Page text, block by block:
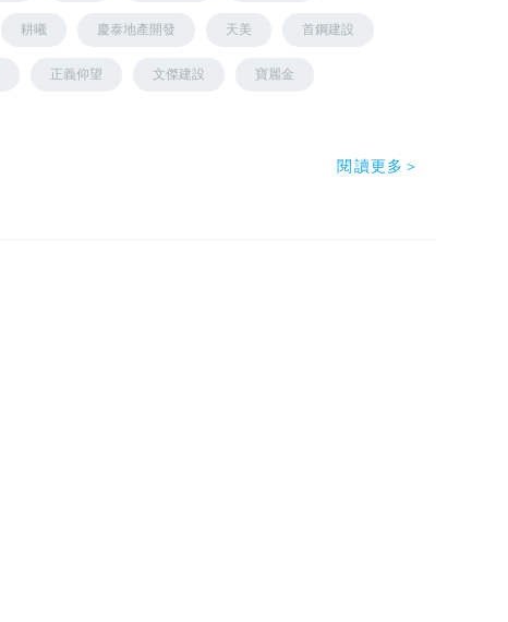
耕曦 慶泰地產開發 天美 首鋼建設
正義仰望 文傑建設 寶麗金
閱讀更多＞